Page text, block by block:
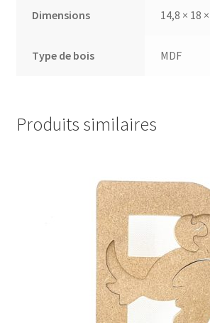
Dimensions 14,8 × 18
Type de bois MDF
Produits similaires